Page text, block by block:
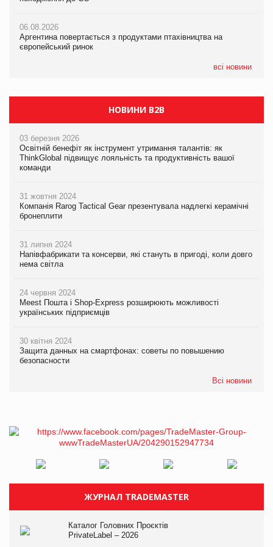
06.08.2026
Аргентина повертається з продуктами птахівництва на
європейський ринок
всі новини
06.08.2026
Аргентина повертається з продуктами птахівництва на
європейський ринок
06.08.2026
Аргентина повертається з продуктами птахівництва на
європейський ринок
НОВИНИ B2B
03 березня 2026
Освітній бенефіт як інструмент утримання талантів: як
ThinkGlobal підвищує лояльність та продуктивність вашої
команди
31 жовтня 2024
Компанія Rarog Tactical Gear презентувала надлегкі керамічні
бронеплити
31 липня 2024
Напівфабрикати та консерви, які стануть в пригоді, коли довго
нема світла
24 червня 2024
Meest Пошта і Shop-Express розширюють можливості
українських підприємців
30 квітня 2024
Защита данных на смартфонах: советы по повышению
безопасности
Всі новини
ЖУРНАЛ TRADEMASTER
Каталог Головних Проєктів
PrivateLabel – 2026